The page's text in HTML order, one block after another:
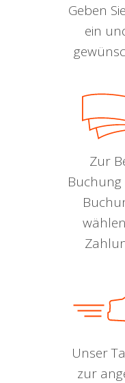
Geben
ein
Zur
Unser
zur